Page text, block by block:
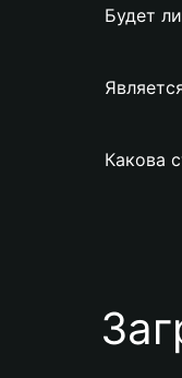
Будет
Какова